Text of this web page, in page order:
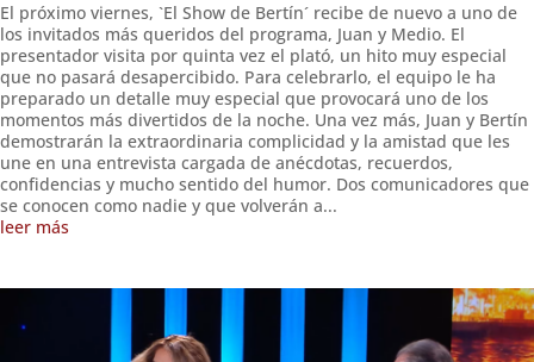
El próximo viernes, `El Show de Bertín´ recibe de nuevo a uno de
los invitados más queridos del programa, Juan y Medio. El
presentador visita por quinta vez el plató, un hito muy especial
que no pasará desapercibido. Para celebrarlo, el equipo le ha
preparado un detalle muy especial que provocará uno de los
momentos más divertidos de la noche. Una vez más, Juan y Bertín
demostrarán la extraordinaria complicidad y la amistad que les
une en una entrevista cargada de anécdotas, recuerdos,
confidencias y mucho sentido del humor. Dos comunicadores que
se conocen como nadie y que volverán a...
leer más